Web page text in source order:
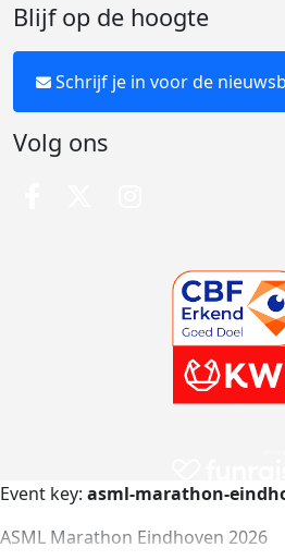
Blijf op de hoogte
Schrijf je in voor de
Volg ons
Event key: asml-marathon-
ASML Marathon Eindhoven 2026